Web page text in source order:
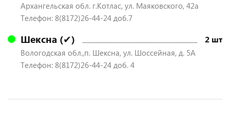
Архангельская обл. г.Котлас, ул. Маяковского, 42а
Телефон: 8(8172)26-44-24 доб.7
Шексна (✔) 2 шт
Вологодская обл.,п. Шексна, ул. Шоссейная, д. 5А
Телефон: 8(8172)26-44-24 доб. 4